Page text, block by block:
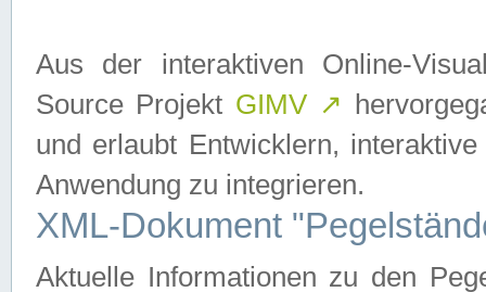
Aus der interaktiven Online-
Source Projekt GIMV ↗
und erlaubt Entwicklern,
Anwendung zu integrieren.
XML-Dokument
Aktuelle Informationen zu den